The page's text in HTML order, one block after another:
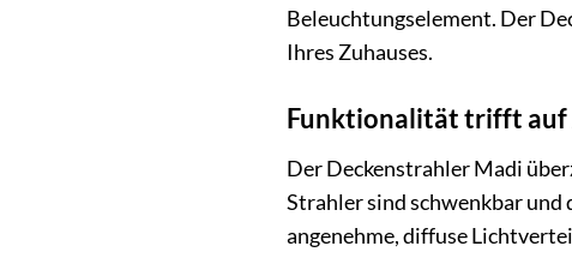
Beleuchtungselement. Der
Ihres Zuhauses.
Funktionalität trifft
Der Deckenstrahler Madi
Strahler sind schwenkbar und
angenehme, diffuse